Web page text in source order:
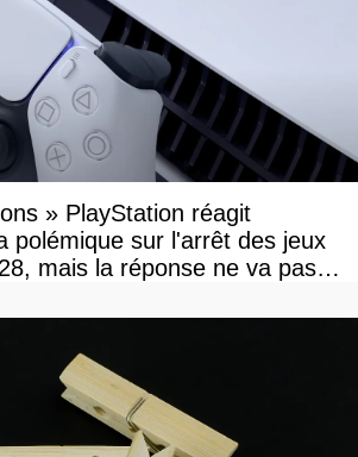
» PlayStation réagit
polémique sur l'arrêt des jeux
mais la réponse ne va pas